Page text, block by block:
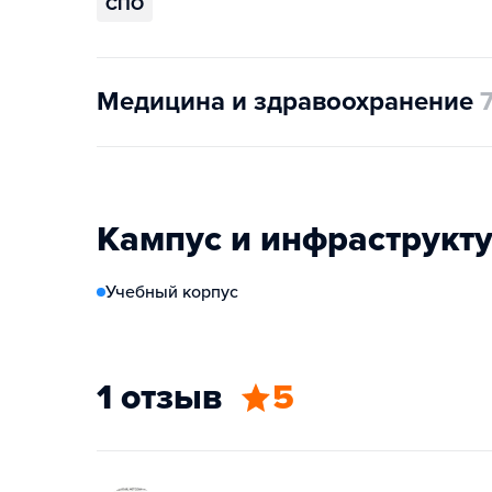
СПО
Медицина и здравоохранение
Кампус и
Учебный корпус
1 отзыв 5